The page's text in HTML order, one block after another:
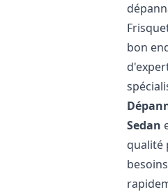
bon
Sedan
qualité